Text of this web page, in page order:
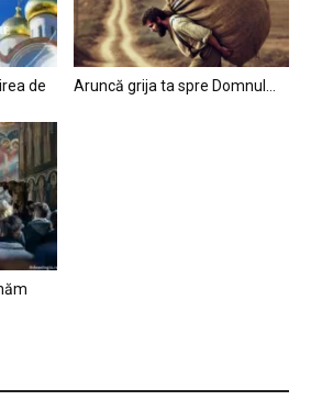
de
Aruncă grija ta spre Domnul…